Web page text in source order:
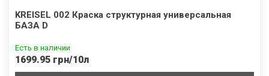
KREISEL 002 Краска структурная универсальная
БАЗА D
Есть в наличии
1699.95 грн/10л